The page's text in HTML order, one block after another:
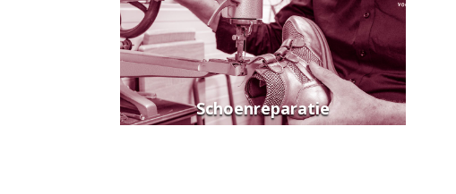
Schoenreparatie